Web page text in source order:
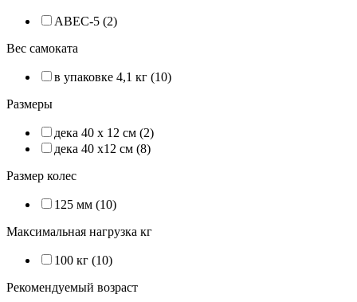
ABEC-5 (2)
Вес самоката
в упаковке 4,1 кг (10)
Размеры
дека 40 х 12 см (2)
дека 40 х12 см (8)
Размер колес
125 мм (10)
Максимальная нагрузка кг
100 кг (10)
Рекомендуемый возраст